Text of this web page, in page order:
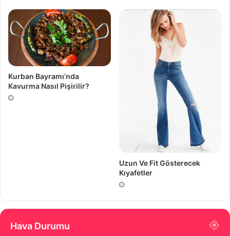
Kurban Bayramı’nda
Kavurma Nasıl Pişirilir?
Uzun Ve Fit Gösterecek
Kıyafetler
Hava Durumu